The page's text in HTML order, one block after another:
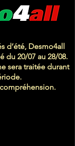
d’été, Desmo4all
du 20/07 au 28/08.
sera traitée durant